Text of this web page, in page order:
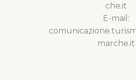
che.it
E-mail:
marche.it